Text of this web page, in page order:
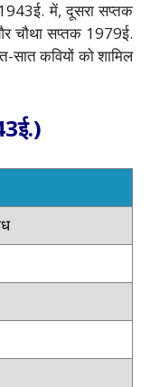
में, दूसरा सप्तक
चौथा सप्तक 1979ई.
कवियों को शामिल